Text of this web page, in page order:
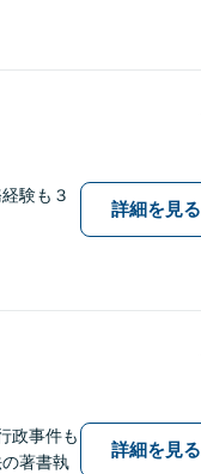
験も３
詳細を見る
政事件も
著書執
詳細を見る